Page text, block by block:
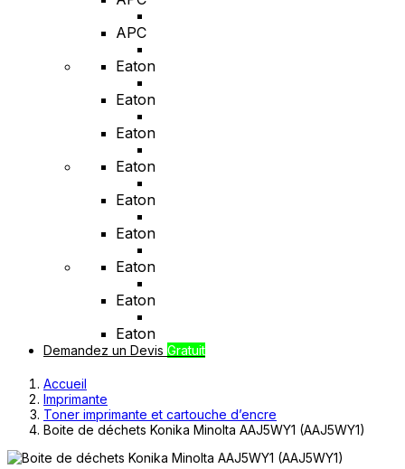
APC
Eaton
Eaton
Eaton
Eaton
Eaton
Eaton
Eaton
Eaton
Eaton
Demandez un Devis Gratuit
Accueil
Imprimante
Toner imprimante et cartouche d’encre
Boite de déchets Konika Minolta AAJ5WY1 (AAJ5WY1)